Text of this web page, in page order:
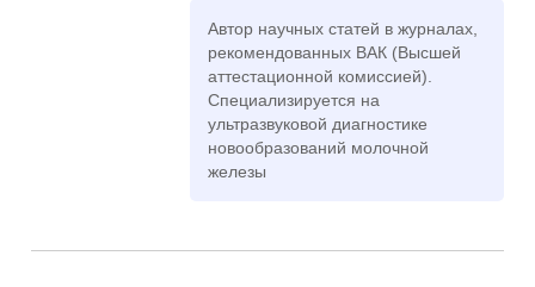
Невраева Юлия
Олеговна
Врач ультразвуковой
диагностики
Автор научных статей в журналах,
рекомендованных ВАК (Высшей
аттестационной комиссией).
Специализируется на
ультразвуковой диагностике
новообразований молочной
железы